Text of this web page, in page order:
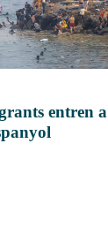
entren a